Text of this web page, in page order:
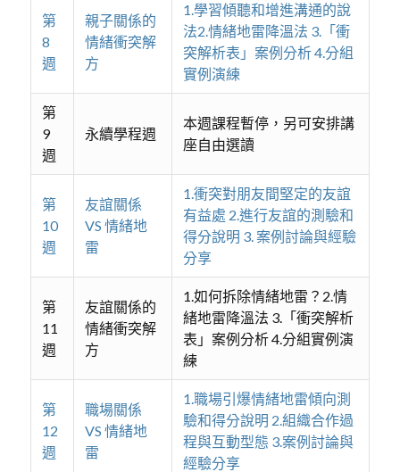
第
8
週
親子關係的
情緒衝突解
方
1.學習傾聽和增進溝通的說
法2.情緒地雷降溫法 3.「衝
突解析表」案例分析 4.分組
實例演練
第
9
週
永續學程週
本週課程暫停，另可安排講
座自由選讀
第
10
週
友誼關係
VS 情緒地
雷
1.衝突對朋友間堅定的友誼
有益處 2.進行友誼的測驗和
得分說明 3. 案例討論與經驗
分享
第
11
週
友誼關係的
情緒衝突解
方
1.如何拆除情緒地雷？2.情
緒地雷降溫法 3.「衝突解析
表」案例分析 4.分組實例演
練
第
12
週
職場關係
VS 情緒地
雷
1.職場引爆情緒地雷傾向測
驗和得分說明 2.組織合作過
程與互動型態 3.案例討論與
經驗分享